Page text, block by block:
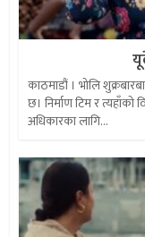
काठमाडौं । भोलि
छ। निर्माण टिम र
अधिकारका लागि...